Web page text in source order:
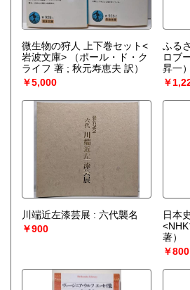
微生物の狩人 上下巻セット<
岩波文庫>
（ポール・ド・ク
ライフ 著 ; 秋元寿恵夫 訳）
￥5,000
ふる
ロブ
昇一）
￥
川端近左漆芸展 : 六代襲名
￥900
日本
著）
￥800